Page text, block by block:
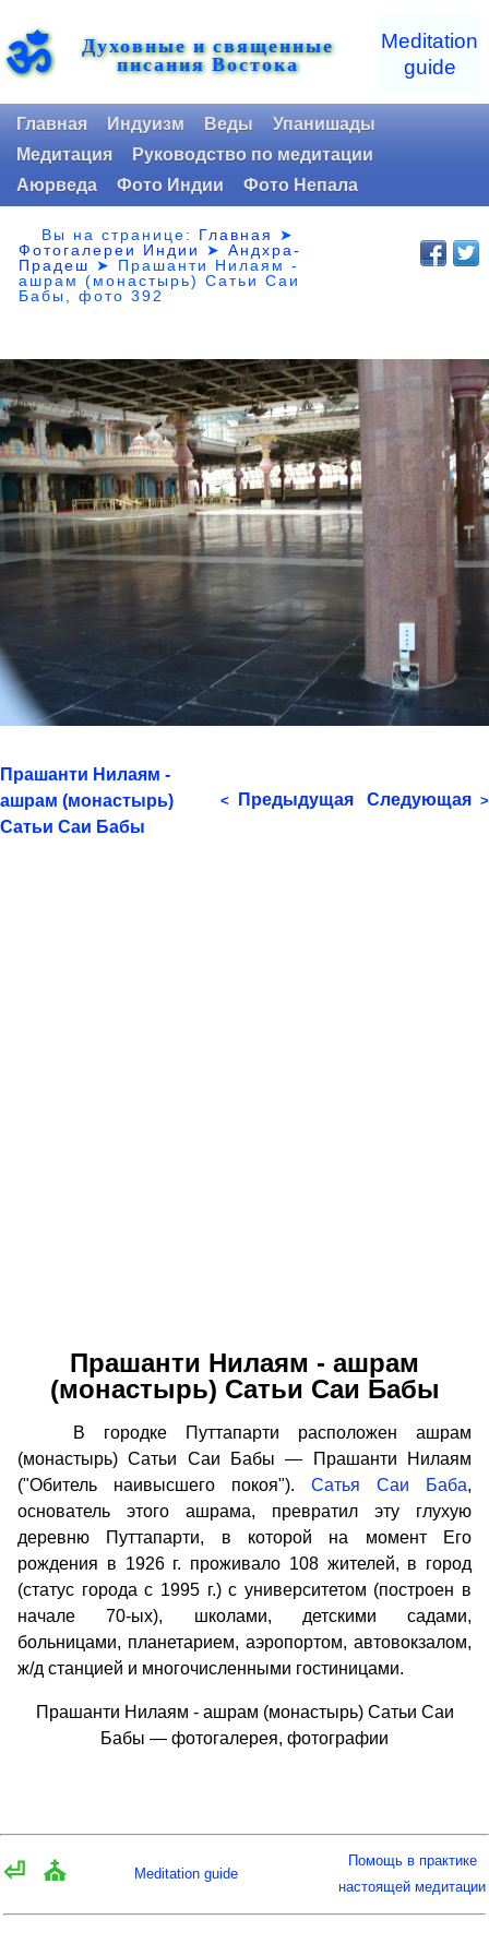
ॐ Духовные и священные
писания Востока
Meditation
guide
Главная Индуизм Веды
Упанишады
Медитация
Руководство по медитации
Аюрведа
Фото Индии Фото Непала
Вы на странице: Главная
➤
Фотогалереи Индии
➤Андхра-
Прадеш ➤ Прашанти Нилаям -
ашрам (монастырь) Сатьи Саи
Бабы, фото 392
Прашанти Нилаям -
ашрам (монастырь)
Сатьи Саи Бабы
< Предыдущая Следующая >
Прашанти Нилаям - ашрам
(монастырь) Сатьи Саи Бабы
В городке Путтапарти расположен ашрам
(монастырь) Сатьи Саи Бабы — Прашанти Нилаям
("Обитель наивысшего покоя"). Сатья Саи Баба,
основатель этого ашрама, превратил эту глухую
деревню Путтапарти, в которой на момент Его
рождения в 1926 г. проживало 108 жителей, в город
(статус города с 1995 г.) с университетом (построен в
начале 70-ых), школами, детскими садами,
больницами, планетарием, аэропортом, автовокзалом,
ж/д станцией и многочисленными гостиницами.
Прашанти Нилаям - ашрам (монастырь) Сатьи Саи
Бабы — фотогалерея, фотографии
⏎ ⛪ Meditation guide
Помощь в практике
настоящей медитации